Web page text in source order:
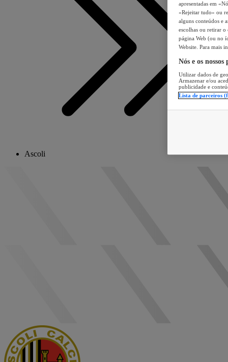
Ascoli
apresentadas em
«Rejeitar tudo» ou
alguns conteúdos e
escolhas ou retirar
página Web (ou no
Website. Para mais
Nós e os
Utilizar dados de
Armazenar e/ou
publicidade e
Lista de parceiros